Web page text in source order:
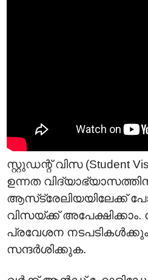
സ്റ്റുഡന്റ് വിസ (Student
ഉന്നത
ആസ്‌ട്രേലിയയിലേക്ക്
വിസയ്ക്ക്
പ്രവേശന നടപടികൾക്കും
സന്ദർശിക്കുക.